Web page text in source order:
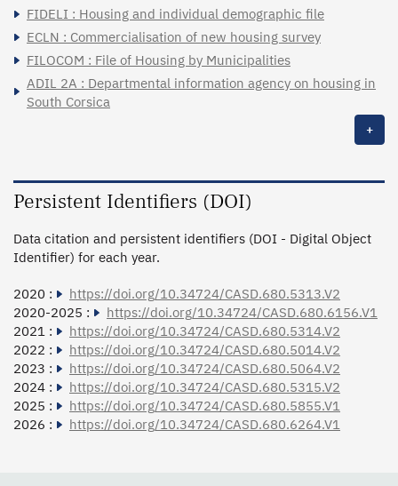
FIDELI : Housing and individual demographic file
ECLN : Commercialisation of new housing survey
FILOCOM : File of Housing by Municipalities
ADIL 2A : Departmental information agency on housing in
South Corsica
+
Persistent Identifiers (DOI)
Data citation and persistent identifiers (DOI - Digital Object
Identifier) for each year.
2020 :
https://doi.org/10.34724/CASD.680.5313.V2
2020-2025 :
https://doi.org/10.34724/CASD.680.6156.V1
2021 :
https://doi.org/10.34724/CASD.680.5314.V2
2022 :
https://doi.org/10.34724/CASD.680.5014.V2
2023 :
https://doi.org/10.34724/CASD.680.5064.V2
2024 :
https://doi.org/10.34724/CASD.680.5315.V2
2025 :
https://doi.org/10.34724/CASD.680.5855.V1
2026 :
https://doi.org/10.34724/CASD.680.6264.V1